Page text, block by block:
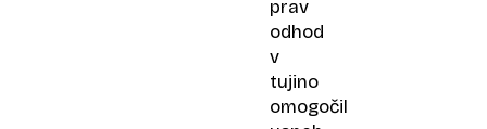
prav
odhod
v
tujino
omogočil